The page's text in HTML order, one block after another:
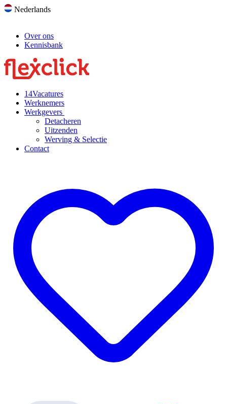
Nederlands
Over ons
Kennisbank
14Vacatures
Werknemers
Werkgevers
Detacheren
Uitzenden
Werving & Selectie
Contact